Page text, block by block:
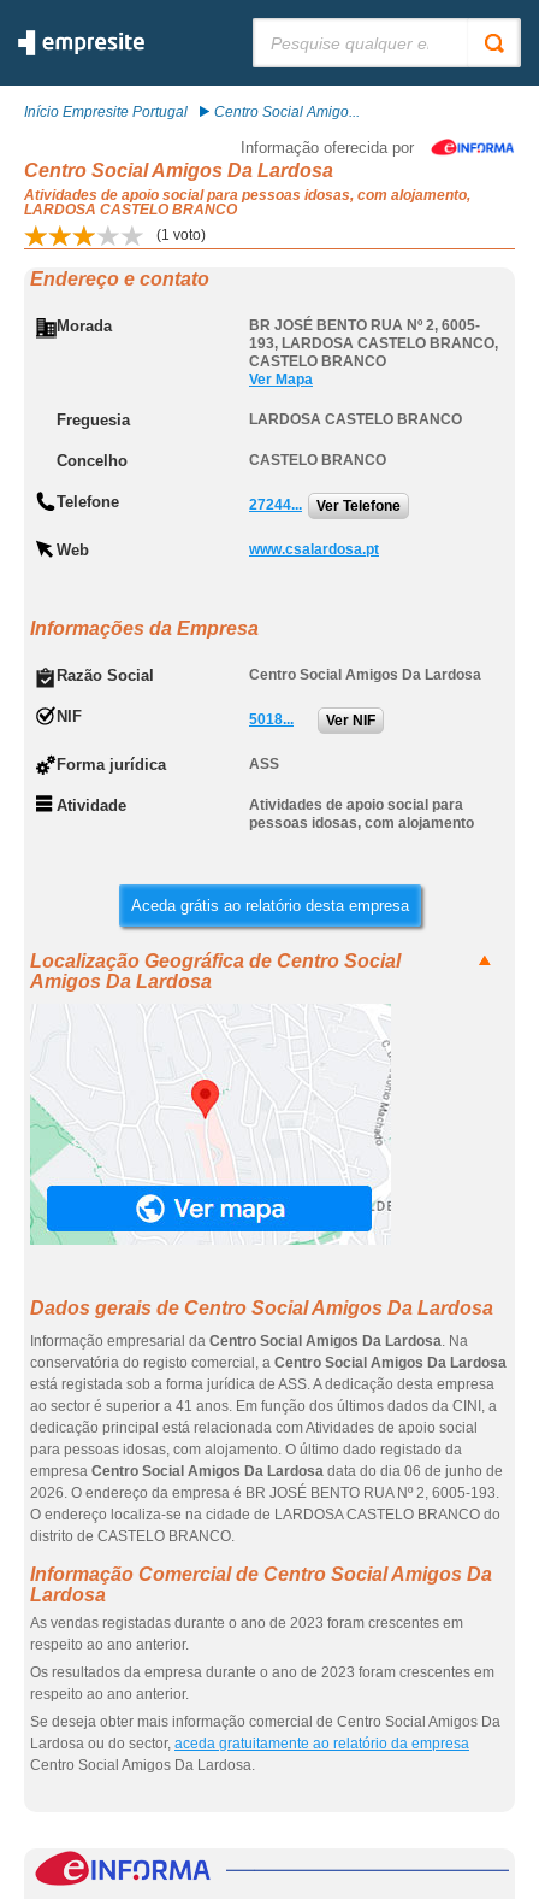
Início Empresite Portugal Centro Social Amigo...
Informação oferecida por
Centro Social Amigos Da Lardosa
Atividades de apoio social para pessoas idosas, com alojamento,
LARDOSA CASTELO BRANCO
(1 voto)
Endereço e contato
Morada
BR JOSÉ BENTO RUA Nº 2, 6005-
193, LARDOSA CASTELO BRANCO,
CASTELO BRANCO
Ver Mapa
Freguesia LARDOSA CASTELO BRANCO
Concelho CASTELO BRANCO
Telefone 27244... Ver Telefone
Web www.csalardosa.pt
Informações da Empresa
Razão Social Centro Social Amigos Da Lardosa
NIF 5018... Ver NIF
Forma jurídica ASS
Atividade
Atividades de apoio social para
pessoas idosas, com alojamento
Aceda grátis ao relatório desta empresa
Localização Geográfica de Centro Social
Amigos Da Lardosa
Dados gerais de Centro Social Amigos Da Lardosa
Informação empresarial da Centro Social Amigos Da Lardosa. Na
conservatória do registo comercial, a Centro Social Amigos Da Lardosa
está registada sob a forma jurídica de ASS. A dedicação desta empresa
ao sector é superior a 41 anos. Em função dos últimos dados da CINI, a
dedicação principal está relacionada com Atividades de apoio social
para pessoas idosas, com alojamento. O último dado registado da
empresa Centro Social Amigos Da Lardosa data do dia 06 de junho de
2026. O endereço da empresa é BR JOSÉ BENTO RUA Nº 2, 6005-193.
O endereço localiza-se na cidade de LARDOSA CASTELO BRANCO do
distrito de CASTELO BRANCO.
Informação Comercial de Centro Social Amigos Da
Lardosa
As vendas registadas durante o ano de 2023 foram crescentes em
respeito ao ano anterior.
Os resultados da empresa durante o ano de 2023 foram crescentes em
respeito ao ano anterior.
Se deseja obter mais informação comercial de Centro Social Amigos Da
Lardosa ou do sector, aceda gratuitamente ao relatório da empresa
Centro Social Amigos Da Lardosa.